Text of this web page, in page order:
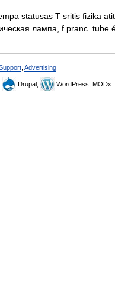
statusas T sritis fizika
лампа, f pranc.
Advertising
Drupal, WordPress, MODx.